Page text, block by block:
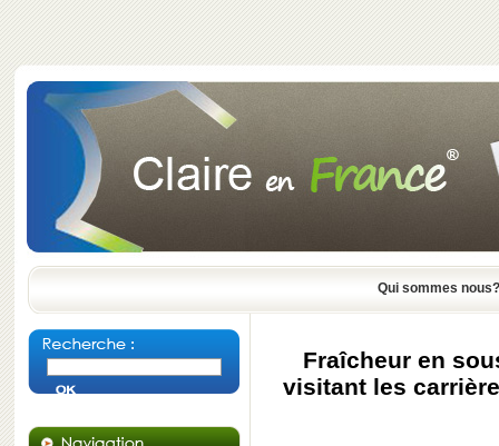
Qui sommes nous?
Fraîcheur en
visitant les